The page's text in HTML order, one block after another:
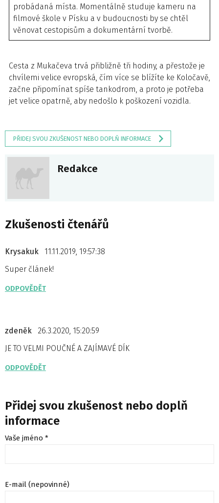
probádaná místa. Momentálně studuje kameru na
filmové škole v Písku a v budoucnosti by se chtěl
věnovat cestopisům a dokumentární tvorbě.
Cesta z Mukačeva trvá přibližně tři hodiny, a přestože je
chvílemi velice evropská, čím více se blížíte ke Koločavě,
začne připomínat spíše tankodrom, a proto je potřeba
jet velice opatrně, aby nedošlo k poškození vozidla.
PŘIDEJ SVOU ZKUŠENOST NEBO DOPLŇ INFORMACE
Redakce
Zkušenosti čtenářů
Krysakuk
11.11.2019, 19:57:38
Super článek!
ODPOVĚDĚT
zdeněk
26.3.2020, 15:20:59
JE TO VELMI POUČNÉ A ZAJÍMAVÉ DÍK
ODPOVĚDĚT
Přidej svou zkušenost nebo doplň
informace
Vaše jméno *
E-mail (nepovinné)